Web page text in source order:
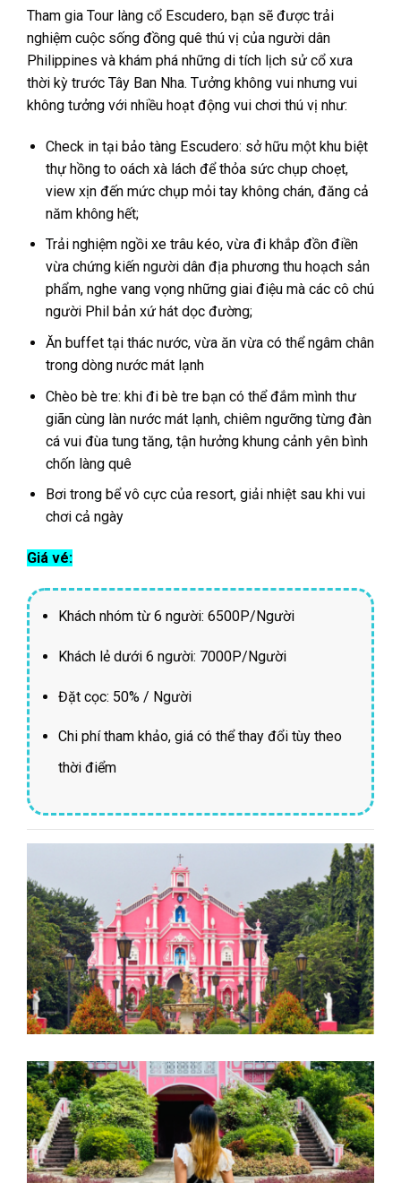
Tham gia Tour làng cổ Escudero, bạn sẽ được trải
nghiệm cuộc sống đồng quê thú vị của người dân
Philippines và khám phá những di tích lịch sử cổ xưa
thời kỳ trước Tây Ban Nha. Tưởng không vui nhưng vui
không tưởng với nhiều hoạt động vui chơi thú vị như:
Check in tại bảo tàng Escudero: sở hữu một khu biệt
thự hồng to oách xà lách để thỏa sức chụp choẹt,
view xịn đến mức chụp mỏi tay không chán, đăng cả
năm không hết;
Trải nghiệm ngồi xe trâu kéo, vừa đi khắp đồn điền
vừa chứng kiến người dân địa phương thu hoạch sản
phẩm, nghe vang vọng những giai điệu mà các cô chú
người Phil bản xứ hát dọc đường;
Ăn buffet tại thác nước, vừa ăn vừa có thể ngâm chân
trong dòng nước mát lạnh
Chèo bè tre: khi đi bè tre bạn có thể đắm mình thư
giãn cùng làn nước mát lạnh, chiêm ngưỡng từng đàn
cá vui đùa tung tăng, tận hưởng khung cảnh yên bình
chốn làng quê
Bơi trong bể vô cực của resort, giải nhiệt sau khi vui
chơi cả ngày
Giá vé:
Khách nhóm từ 6 người: 6500P/Người
Khách lẻ dưới 6 người: 7000P/Người
Đặt cọc: 50% / Người
Chi phí tham khảo, giá có thể thay đổi tùy theo
thời điểm